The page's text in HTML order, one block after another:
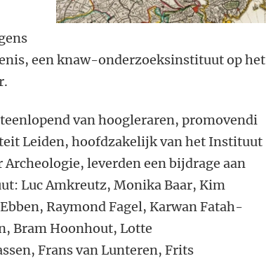
een knaw-onderzoeksinstituut op het
van hoogleraren, promovendi
Leiden, hoofdzakelijk van het Instituut
leverden een bijdrage aan
Luc Amkreutz, Monika Baar, Kim
Raymond Fagel, Karwan Fatah-
Bram Hoonhout, Lotte
Frans van Lunteren, Frits